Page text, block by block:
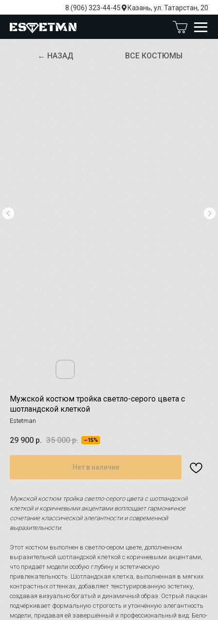
8 (906) 323-44-45 Казань, ул. Татарстан, 20
ВСЕ КОСТЮМЫ
← НАЗАД
Мужской костюм тройка светло-серого цвета с
шотландской клеткой
Estetman
29 900 р. 35 000 р. –15%
Нет в наличии
Мужской костюм тройка светло-серого цвета с шотландской
клеткой и коричневыми акцентами воплощает гармоничное
сочетание классической элегантности и современной
выразительности.
Этот костюм выполнен в светло-сером цвете, дополненном
выразительной шотландской клеткой с коричневыми акцентами,
что придаёт модели особую глубину и эстетическую
привлекательность. Шотландская клетка, выполненная в мягких
контрастных оттенках, добавляет текстурированную эстетику,
создавая визуально богатый и динамичный образ. Острый лацкан
подчёркивает формальную строгость и утончённую элегантность
модели, придавая ей завершённый и профессиональный вид. Бело-